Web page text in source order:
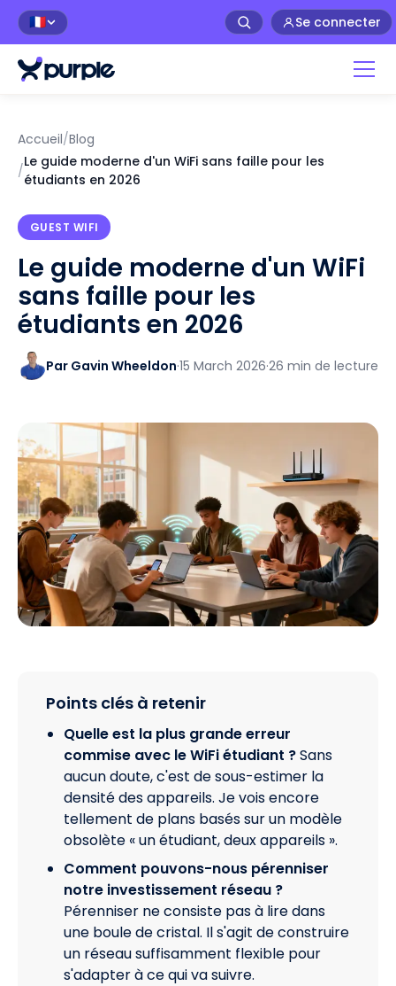
🇫🇷 Se connecter
Accueil/Blog
/
Le guide moderne d'un WiFi sans faille pour les
étudiants en 2026
GUEST WIFI
Le guide moderne d'un WiFi
sans faille pour les
étudiants en 2026
Par Gavin Wheeldon·15 March 2026·26 min de lecture
Points clés à retenir
Quelle est la plus grande erreur
commise avec le WiFi étudiant ?Sans
aucun doute, c'est de sous-estimer la
densité des appareils. Je vois encore
tellement de plans basés sur un modèle
obsolète « un étudiant, deux appareils ».
Comment pouvons-nous pérenniser
notre investissement réseau ?
Pérenniser ne consiste pas à lire dans
une boule de cristal. Il s'agit de construire
un réseau suffisamment flexible pour
s'adapter à ce qui va suivre.